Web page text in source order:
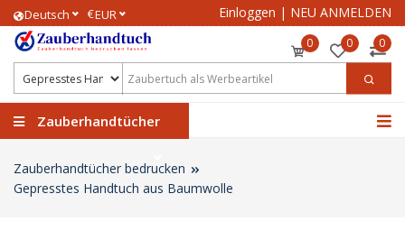
Deutsch €EUR Einloggen | NEU ANMELDEN
0 0 0
Zauberhandtücher
Zauberhandtücher bedrucken
Gepresstes Handtuch aus Baumwolle